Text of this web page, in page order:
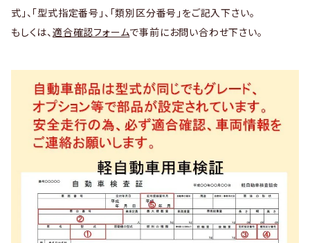
式」、「型式指定番号」、「類別区分番号」をご記入下さい。
もしくは、 適合確認フォームで事前にお問い合わせ下さい。